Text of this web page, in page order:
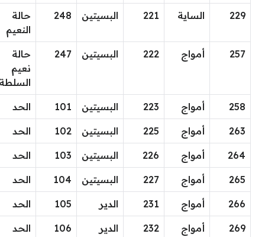
229 الساية 221 البسيتين 248
حالة
النعيم
257 أمواج 222 البسيتين 247
حالة
نعيم
258 أمواج 223 البسيتين 101 الحد
263 أمواج 225 البسيتين 102 الحد
264 أمواج 226 البسيتين 103 الحد
265 أمواج 227 البسيتين 104 الحد
266 أمواج 231 الدير 105 الحد
269 أمواج 232 الدير 106 الحد